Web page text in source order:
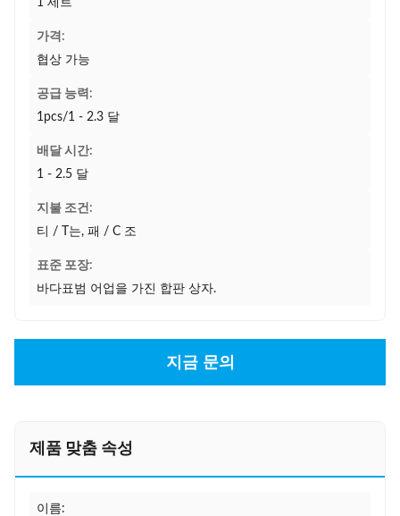
1 세트
가격:
협상 가능
공급 능력:
1pcs/1 - 2.3 달
배달 시간:
1 - 2.5 달
지불 조건:
티 / T는, 패 / C 조
표준 포장:
바다표범 어업을 가진 합판 상자.
지금 문의
제품 맞춤 속성
이름: